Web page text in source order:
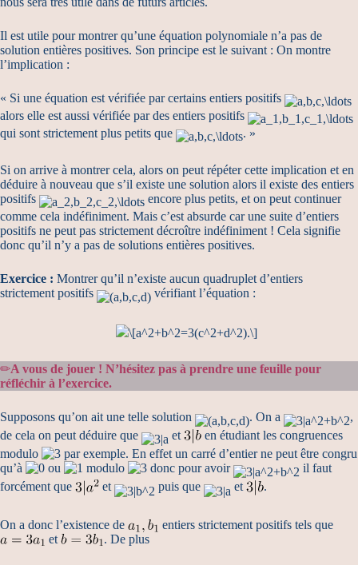
Il est utile pour montrer qu’une équation polynomiale n’a pas de
solution entières positives. Son principe est le suivant : On montre
l’implication :
« Si une équation est vérifiée par certains entiers positifs
alors elle est aussi vérifiée par des entiers positifs
qui sont strictement plus petits que
. »
Si on arrive à montrer cela, alors on peut répéter cette implication et en
déduire à nouveau que s’il existe une solution alors il existe des entiers
positifs
encore plus petits, et on peut continuer
comme cela indéfiniment. Mais c’est absurde car une suite d’entiers
positifs ne peut pas strictement décroître indéfiniment ! Cela signifie
donc qu’il n’y a pas de solutions entières positives.
Exercice : Montrer qu’il n’existe aucun quadruplet d’entiers
strictement positifs
vérifiant l’équation :
✏A vous de jouer ! N’hésitez pas à prendre une feuille pour
réfléchir à l’exercice.
Supposons qu’on ait une telle solution . On a
,
de cela on peut déduire que
et
en étudiant les congruences
modulo
par exemple. En effet un carré d’entier ne peut être congru
qu’à
ou modulo donc pour avoir
il faut
forcément que
et puis que et .
On a donc l’existence de
entiers strictement positifs tels que
et
. De plus